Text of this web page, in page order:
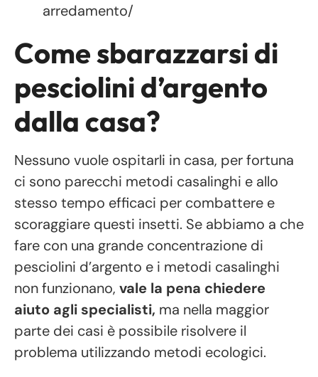
arredamento/
Come sbarazzarsi di
pesciolini d’argento
dalla casa?
Nessuno vuole ospitarli in casa, per fortuna
ci sono parecchi metodi casalinghi e allo
stesso tempo efficaci per combattere e
scoraggiare questi insetti. Se abbiamo a che
fare con una grande concentrazione di
pesciolini d’argento e i metodi casalinghi
non funzionano, vale la pena chiedere
aiuto agli specialisti, ma nella maggior
parte dei casi è possibile risolvere il
problema utilizzando metodi ecologici.